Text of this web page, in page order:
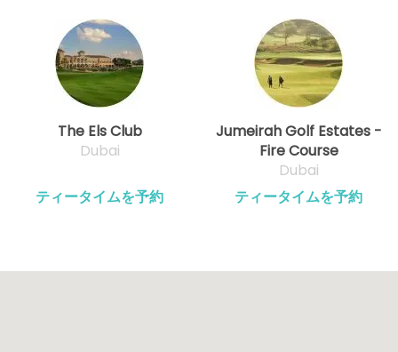
The Els Club
Dubai
ティータイムを予約
Jumeirah Golf Estates -
Fire Course
Dubai
ティータイムを予約